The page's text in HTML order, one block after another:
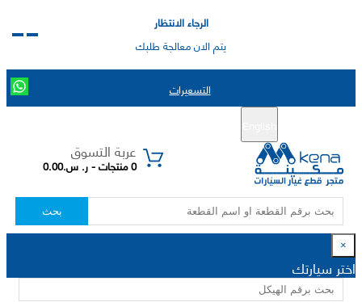
الرجاء الانتظار
يتم الان معالجة طلبك
التسعيرات
عربة التسوق
0 منتجات - ر. س.0.00
بحث
×
اختر سيارتك